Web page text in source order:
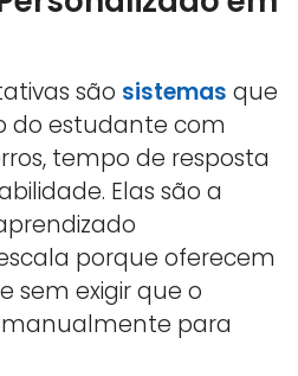
são sistemas que
do estudante com
tempo de resposta
Elas são a
porque oferecem
sem exigir que o
manualmente para